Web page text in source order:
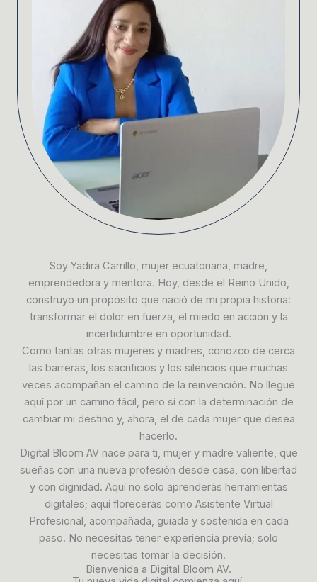
Soy Yadira Carrillo, mujer ecuatoriana, madre,
emprendedora y mentora. Hoy, desde el Reino Unido,
construyo un propósito que nació de mi propia historia:
transformar el dolor en fuerza, el miedo en acción y la
incertidumbre en oportunidad.
Como tantas otras mujeres y madres, conozco de cerca
las barreras, los sacrificios y los silencios que muchas
veces acompañan el camino de la reinvención. No llegué
aquí por un camino fácil, pero sí con la determinación de
cambiar mi destino y, ahora, el de cada mujer que desea
hacerlo.
Digital Bloom AV nace para ti, mujer y madre valiente, que
sueñas con una nueva profesión desde casa, con libertad
y con dignidad. Aquí no solo aprenderás herramientas
digitales; aquí florecerás como Asistente Virtual
Profesional, acompañada, guiada y sostenida en cada
paso. No necesitas tener experiencia previa; solo
necesitas tomar la decisión.
Bienvenida a Digital Bloom AV.